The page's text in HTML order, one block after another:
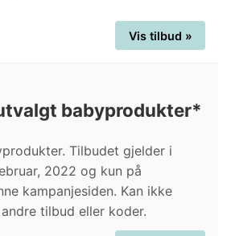
Vis tilbud »
babyprodukter*
Tilbudet gjelder i
2022 og kun på
kampanjesiden. Kan ikke
tilbud eller koder.